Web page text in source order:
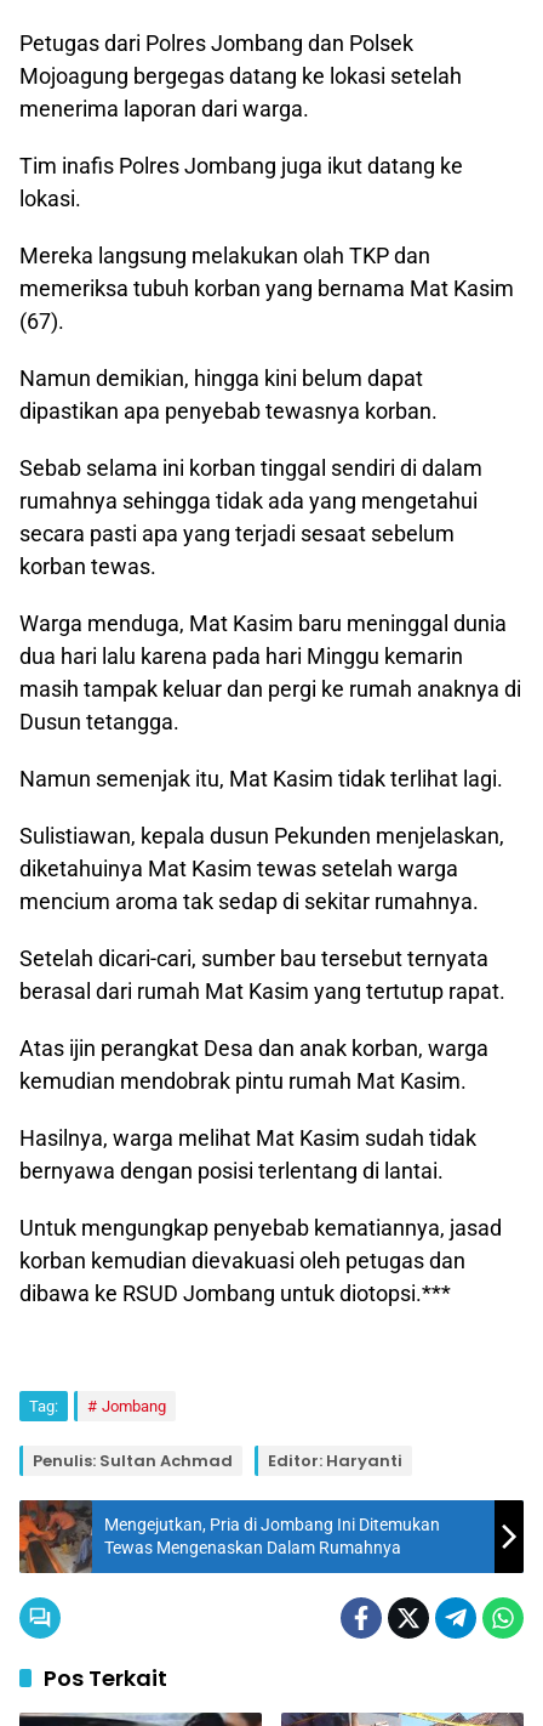
Petugas dari Polres Jombang dan Polsek
Mojoagung bergegas datang ke lokasi setelah
menerima laporan dari warga.
Tim inafis Polres Jombang juga ikut datang ke
lokasi.
Mereka langsung melakukan olah TKP dan
memeriksa tubuh korban yang bernama Mat Kasim
(67).
Namun demikian, hingga kini belum dapat
dipastikan apa penyebab tewasnya korban.
Sebab selama ini korban tinggal sendiri di dalam
rumahnya sehingga tidak ada yang mengetahui
secara pasti apa yang terjadi sesaat sebelum
korban tewas.
Warga menduga, Mat Kasim baru meninggal dunia
dua hari lalu karena pada hari Minggu kemarin
masih tampak keluar dan pergi ke rumah anaknya di
Dusun tetangga.
Namun semenjak itu, Mat Kasim tidak terlihat lagi.
Sulistiawan, kepala dusun Pekunden menjelaskan,
diketahuinya Mat Kasim tewas setelah warga
mencium aroma tak sedap di sekitar rumahnya.
Setelah dicari-cari, sumber bau tersebut ternyata
berasal dari rumah Mat Kasim yang tertutup rapat.
Atas ijin perangkat Desa dan anak korban, warga
kemudian mendobrak pintu rumah Mat Kasim.
Hasilnya, warga melihat Mat Kasim sudah tidak
bernyawa dengan posisi terlentang di lantai.
Untuk mengungkap penyebab kematiannya, jasad
korban kemudian dievakuasi oleh petugas dan
dibawa ke RSUD Jombang untuk diotopsi.***
Tag: Jombang
Penulis: Sultan Achmad Editor: Haryanti
Mengejutkan, Pria di Jombang Ini Ditemukan
Tewas Mengenaskan Dalam Rumahnya
Pos Terkait